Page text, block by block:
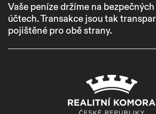
Vaše peníze držíme na
účtech. Transakce jsou tak
pojištěné pro obě strany.